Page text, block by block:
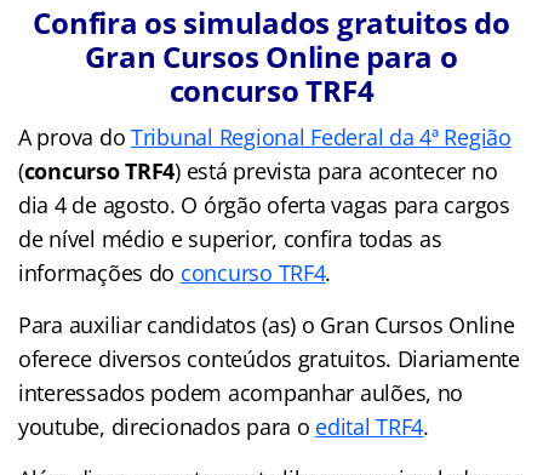
Confira os simulados gratuitos do
Gran Cursos Online para o
concurso TRF4
A prova doTribunal Regional Federal da 4ª Região
(concurso TRF4) está prevista para acontecer no
dia 4 de agosto. O órgão oferta vagas para cargos
de nível médio e superior, confira todas as
informações do concurso TRF4.
Para auxiliar candidatos (as) o Gran Cursos Online
oferece diversos conteúdos gratuitos. Diariamente
interessados podem acompanhar aulões, no
youtube, direcionados para o edital TRF4.